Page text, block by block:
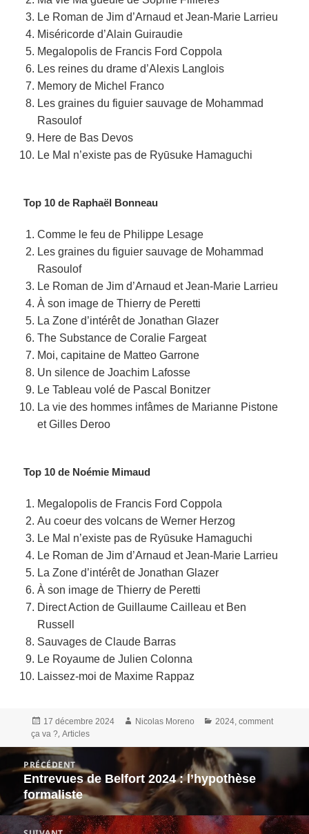
Le Roman de Jim d’Arnaud et Jean-Marie Larrieu
Miséricorde d’Alain Guiraudie
Megalopolis de Francis Ford Coppola
Les reines du drame d’Alexis Langlois
Memory de Michel Franco
Les graines du figuier sauvage de Mohammad
Rasoulof
Here de Bas Devos
Le Mal n’existe pas de Ryūsuke Hamaguchi
Top 10 de Raphaël Bonneau
Comme le feu de Philippe Lesage
Les graines du figuier sauvage de Mohammad
Rasoulof
Le Roman de Jim d’Arnaud et Jean-Marie Larrieu
À son image de Thierry de Peretti
La Zone d’intérêt de Jonathan Glazer
The Substance de Coralie Fargeat
Moi, capitaine de Matteo Garrone
Un silence de Joachim Lafosse
Le Tableau volé de Pascal Bonitzer
La vie des hommes infâmes de Marianne Pistone
et Gilles Deroo
Top 10 de Noémie Mimaud
Megalopolis de Francis Ford Coppola
Au coeur des volcans de Werner Herzog
Le Mal n’existe pas de Ryūsuke Hamaguchi
Le Roman de Jim d’Arnaud et Jean-Marie Larrieu
La Zone d’intérêt de Jonathan Glazer
À son image de Thierry de Peretti
Direct Action de Guillaume Cailleau et Ben
Russell
Sauvages de Claude Barras
Le Royaume de Julien Colonna
Laissez-moi de Maxime Rappaz
Publié
le
17 décembre 2024 Auteur
Nicolas Moreno Catégories
2024, comment
ça va ?, Articles
Navigation
l’article
PRÉCÉDENT
Article
précédent :
Entrevues de Belfort 2024 : l’hypothèse
formaliste